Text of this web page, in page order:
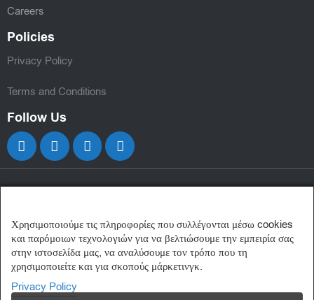
Careers
Policies
Privacy Policy
Terms and Conditions
Follow Us
Χρησιμοποιούμε τις πληροφορίες που συλλέγονται μέσω cookies
και παρόμοιων τεχνολογιών για να βελτιώσουμε την εμπειρία σας
στην ιστοσελίδα μας, να αναλύσουμε τον τρόπο που τη
χρησιμοποιείτε και για σκοπούς μάρκετινγκ.
Privacy Policy